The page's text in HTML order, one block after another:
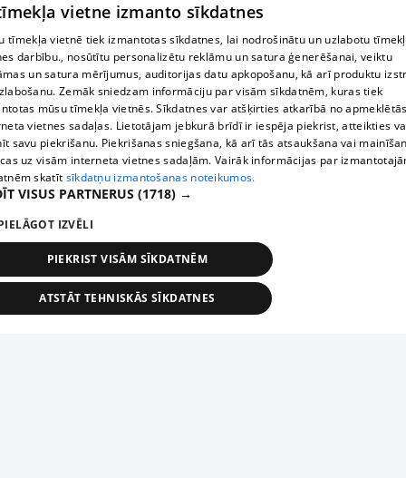
vietne izmanto sīkdatnes
tīmekļa vietnē tiek izmantotas sīkdatnes, lai nodrošinātu un uzlabotu
darbību., nosūtītu personalizētu reklāmu un satura ģenerēšanai, veiktu
un satura mērījumus, auditorijas datu apkopošanu, kā arī produktu
Zemāk sniedzam informāciju par visām sīkdatnēm, kuras tiek
mūsu tīmekļa vietnēs. Sīkdatnes var atšķirties atkarībā no
vietnes sadaļas. Lietotājam jebkurā brīdī ir iespēja piekrist, atteikties
savu piekrišanu. Piekrišanas sniegšana, kā arī tās atsaukšana vai
uz visām interneta vietnes sadaļām. Vairāk informācijas par
skatīt sīkdatņu izmantošanas noteikumos.
VISUS PARTNERUS (1718) →
IZVĒLI
PIEKRIST VISĀM SĪKDATNĒM
ATSTĀT TEHNISKĀS SĪKDATNES